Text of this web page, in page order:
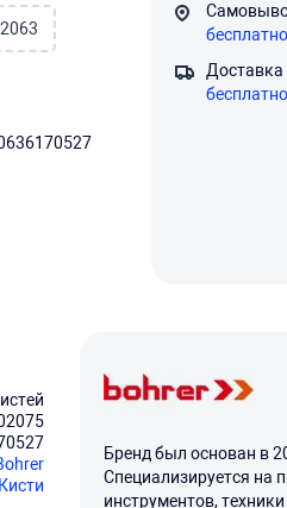
бесплатно
Кисти
Бренд был основан в
Специализируется на
инструментов, техники